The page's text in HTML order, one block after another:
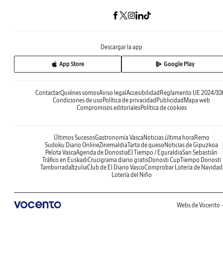
Descargar la app
App Store Google Play
ContactarQuiénes somosAviso legalAccesibilidadReglamento UE 2024/
Condiciones de usoPolítica de privacidadPublicidadMapa web
Compromisos editorialesPolítica de cookies
Últimos SucesosGastronomía VascaNoticias última horaRemo
Sudoku Diario OnlineZinemaldiaTarta de quesoNoticias de Gipuzkoa
Pelota VascaAgenda de DonostiaEl Tiempo / EguraldiaSan Sebastián
Tráfico en EuskadiCrucigrama diario gratisDonosti CupTiempo Donosti
TamborradaItzuliaClub de El Diario VascoComprobar Lotería de Navidad
Lotería del Niño
Webs de Vocento